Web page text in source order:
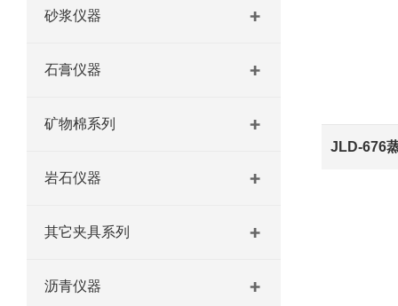
砂浆仪器
石膏仪器
矿物棉系列
岩石仪器
其它夹具系列
沥青仪器